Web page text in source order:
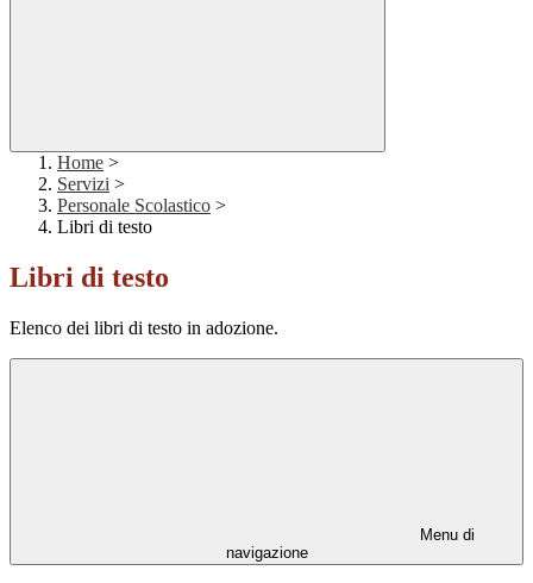
Home >
Servizi >
Personale Scolastico >
Libri di testo
Libri di testo
Elenco dei libri di testo in adozione.
Menu di
navigazione